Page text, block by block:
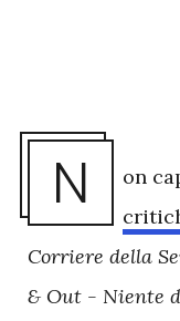
N
on
Corriere della
& Out - Niente